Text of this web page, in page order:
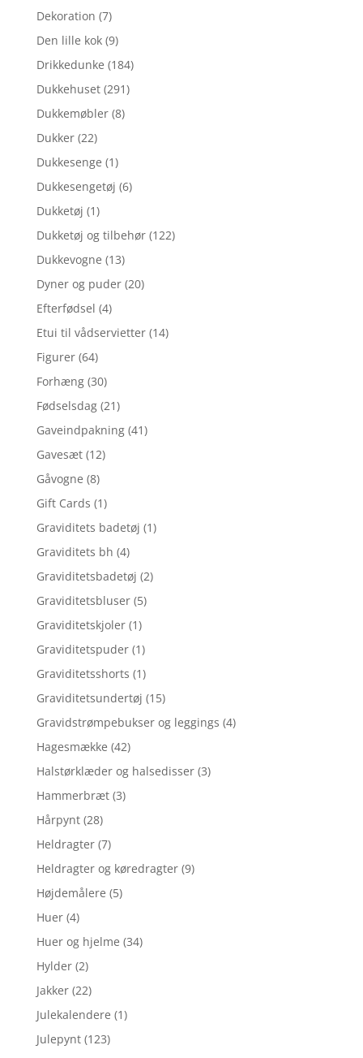
Dekoration (7)
Den lille kok (9)
Drikkedunke (184)
Dukkehuset (291)
Dukkemøbler (8)
Dukker (22)
Dukkesenge (1)
Dukkesengetøj (6)
Dukketøj (1)
Dukketøj og tilbehør (122)
Dukkevogne (13)
Dyner og puder (20)
Efterfødsel (4)
Etui til vådservietter (14)
Figurer (64)
Forhæng (30)
Fødselsdag (21)
Gaveindpakning (41)
Gavesæt (12)
Gåvogne (8)
Gift Cards (1)
Graviditets badetøj (1)
Graviditets bh (4)
Graviditetsbadetøj (2)
Graviditetsbluser (5)
Graviditetskjoler (1)
Graviditetspuder (1)
Graviditetsshorts (1)
Graviditetsundertøj (15)
Gravidstrømpebukser og leggings (4)
Hagesmække (42)
Halstørklæder og halsedisser (3)
Hammerbræt (3)
Hårpynt (28)
Heldragter (7)
Heldragter og køredragter (9)
Højdemålere (5)
Huer (4)
Huer og hjelme (34)
Hylder (2)
Jakker (22)
Julekalendere (1)
Julepynt (123)